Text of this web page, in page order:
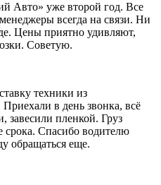
Авто» уже второй год. Все
всегда на связи. Ни
Цены приятно удивляют,
Советую.
техники из
в день звонка, всё
завесили пленкой. Груз
срока. Спасибо водителю
обращаться еще.